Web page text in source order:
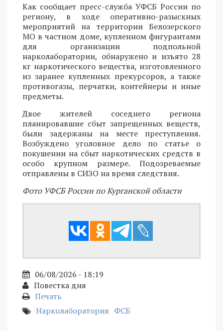
Как сообщает пресс-служба УФСБ России по
региону, в ходе оперативно-разыскных
мероприятий на территории Белозерского
МО в частном доме, купленном фигурантами
для организации подпольной
нарколаборатории, обнаружено и изъято 28
кг наркотического вещества, изготовленного
из заранее купленных прекурсоров, а также
противогазы, перчатки, контейнеры и иные
предметы.
Двое жителей соседнего региона
планировавшие сбыт запрещенных веществ,
были задержаны на месте преступления.
Возбуждено уголовное дело по статье о
покушении на сбыт наркотических средств в
особо крупном размере. Подозреваемые
отправлены в СИЗО на время следствия.
Фото УФСБ России по Курганской области
06/08/2026 - 18:19
Повестка дня
Печать
Нарколаборатория ФСБ